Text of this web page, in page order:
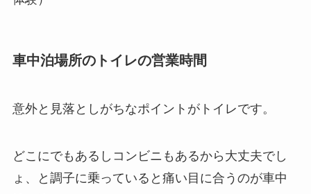
車中泊場所のトイレの営業時間
意外と見落としがちなポイントがトイレです。
どこにでもあるしコンビニもあるから大丈夫でし
ょ、と調子に乗っていると痛い目に合うのが車中